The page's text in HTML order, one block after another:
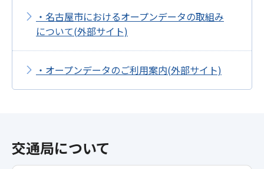
・名古屋市におけるオープンデータの取組み
について(外部サイト)
・オープンデータのご利用案内(外部サイト)
交通局について